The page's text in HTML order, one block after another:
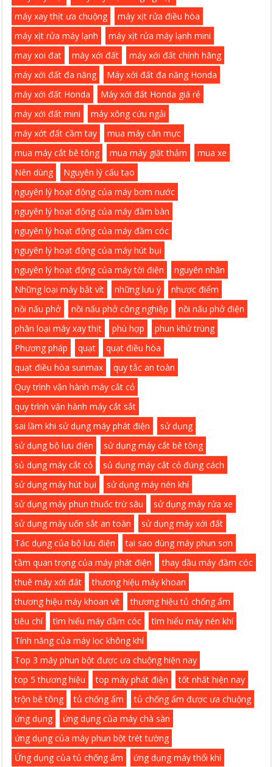
máy xay thịt ưa chuộng
máy xịt rửa điều hòa
máy xịt rửa máy lạnh
máy xịt rửa máy lạnh mini
may xoi đat
máy xới đất
máy xới đất chính hãng
máy xới đất đa năng
Máy xới đất đa năng Honda
máy xới đất Honda
Máy xới đất Honda giá rẻ
máy xới đất mini
máy xông cứu ngải
máy xớt đất cầm tay
mua máy cân mực
mua máy cắt bê tông
mua máy giặt thảm
mua xe
Nên dùng
Nguyên lý cấu tạo
nguyên lý hoạt động của máy bơm nước
nguyên lý hoạt động của máy đầm bàn
nguyên lý hoạt động của máy đầm cóc
nguyên lý hoạt động của máy hút bụi
nguyên lý hoạt động của máy tời điện
nguyên nhân
Những loại máy bắt vít
những lưu ý
nhược điểm
nồi nấu phở
nồi nấu phở công nghiệp
nồi nấu phở điện
phân loại máy xay thịt
phù hợp
phun khử trùng
Phương pháp
quạt
quạt điều hòa
quạt điều hòa sunmax
quy tắc an toàn
Quy trình vận hành máy cắt cỏ
quy trình vận hành máy cắt sắt
sai lầm khi sử dụng máy phát điện
sử dụng
sử dụng bộ lưu điện
sử dụng máy cắt bê tông
sủ dụng máy cắt cỏ
sủ dụng máy cắt cỏ đúng cách
sử dụng máy hút bụi
sử dụng máy nén khí
sử dụng máy phun thuốc trừ sâu
sử dụng máy rửa xe
sử dụng máy uốn sắt an toàn
sử dụng máy xới đất
Tác dụng của bộ lưu điện
tại sao dùng máy phun sơn
tầm quan trọng của máy phát điện
thay dầu máy đầm cóc
thuê máy xới đất
thương hiệu máy khoan
thương hiệu máy khoan vít
thương hiệu tủ chống ẩm
tiêu chí
tìm hiểu máy đầm cóc
tìm hiểu máy nén khí
Tính năng của máy lọc không khí
Top 3 máy phun bột được ưa chuộng hiện nay
top 5 thương hiệu
top máy phát điện
tốt nhất hiện nay
trộn bê tông
tủ chống ẩm
tủ chống ẩm được ưa chuộng
ứng dụng
ứng dụng của máy chà sàn
ứng dụng của máy phun bột trét tường
Ứng dụng của tủ chống ẩm
ứng dụng máy thổi khí